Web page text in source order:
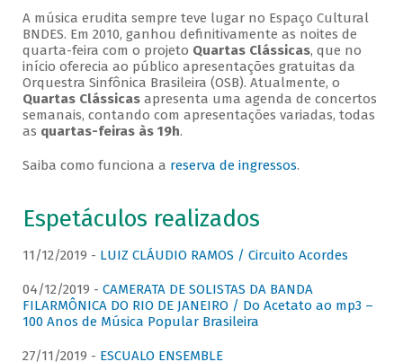
A música erudita sempre teve lugar no Espaço Cultural
BNDES. Em 2010, ganhou definitivamente as noites de
quarta-feira com o projeto Quartas Clássicas, que no
início oferecia ao público apresentações gratuitas da
Orquestra Sinfônica Brasileira (OSB). Atualmente, o
Quartas Clássicasapresenta uma agenda de concertos
semanais, contando com apresentações variadas, todas
as quartas-feiras às 19h.
Saiba como funciona a reserva de ingressos.
Espetáculos realizados
11/12/2019 - LUIZ CLÁUDIO RAMOS / Circuito Acordes
04/12/2019 - CAMERATA DE SOLISTAS DA BANDA
FILARMÔNICA DO RIO DE JANEIRO / Do Acetato ao mp3 –
100 Anos de Música Popular Brasileira
27/11/2019 - ESCUALO ENSEMBLE